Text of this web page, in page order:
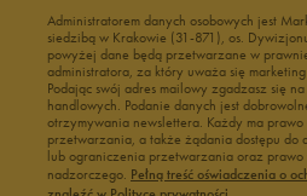
Administratorem danych osobowych jest
siedzibą w Krakowie (31-871), os.
powyżej dane będą przetwarzane w
administratora, za który uważa się marketing
Podając swój adres mailowy zgadzasz się
handlowych. Podanie danych jest
otrzymywania newslettera. Każdy ma
przetwarzania, a także żądania dostępu do
lub ograniczenia przetwarzania oraz prawo
nadzorczego. Pełną treść oświadczenia o